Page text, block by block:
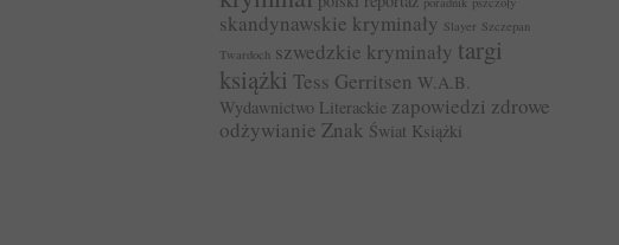
skandynawskie kryminały Slayer Szczepan
Twardoch szwedzkie kryminały targi
książki Tess Gerritsen W.A.B.
Wydawnictwo Literackie zapowiedzi zdrowe
odżywianie Znak Świat Książki